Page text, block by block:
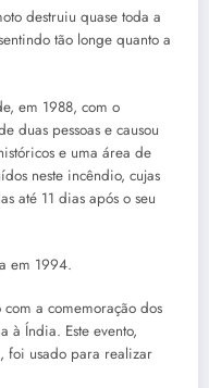
destruiu quase toda a
tão longe quanto a
em 1988, com o
duas pessoas e causou
e uma área de
neste incêndio, cujas
até 11 dias após o seu
em 1994.
a comemoração dos
à Índia. Este evento,
foi usado para realizar